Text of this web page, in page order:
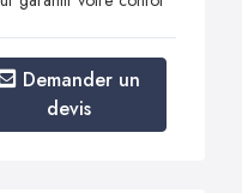
Demander un
devis